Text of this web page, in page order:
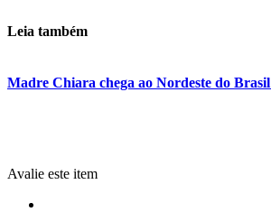
Leia também
Madre Chiara chega ao Nordeste do Brasil
Avalie este item